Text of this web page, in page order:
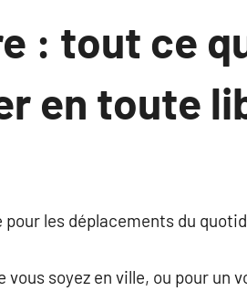
: tout ce
en toute
les déplacements du
soyez en ville, ou pour un